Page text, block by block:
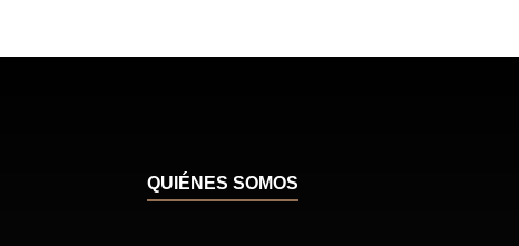
QUIÉNES SOMOS